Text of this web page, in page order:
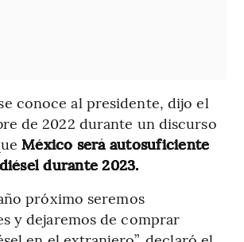
conoce al presidente, dijo el
de 2022 durante un discurso
México será autosuficiente
durante 2023.
próximo seremos
y dejaremos de comprar